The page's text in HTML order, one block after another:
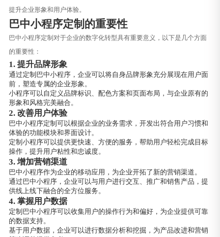
提升企业形象和用户体验。
巴中小程序定制的重要性
巴中小程序定制对于企业的数字化转型具有重要意义，以下是几个方面
的重要性：
1. 提升品牌形象
通过定制巴中小程序，企业可以将自身品牌形象充分展现在用户面
前，塑造专属的企业形象。
小程序可以自定义品牌标识、配色方案和页面布局，与企业原有的
形象和风格完美融合。
2. 改善用户体验
巴中小程序定制可以根据企业的业务需求，开发出符合用户习惯和
体验的功能模块和界面设计。
定制小程序可以提供更快速、方便的服务，帮助用户轻松完成目标
操作，提升用户粘性和忠诚度。
3. 增加营销渠道
巴中小程序作为企业的移动应用，为企业开拓了新的营销渠道。
通过巴中小程序，企业可以与用户进行交互、推广和销售产品，提
供线上线下融合的全方位服务。
4. 掌握用户数据
定制巴中小程序可以收集用户的操作行为和偏好，为企业提供可靠
的数据支持。
基于用户数据，企业可以进行数据分析和挖掘，为产品改进和营销